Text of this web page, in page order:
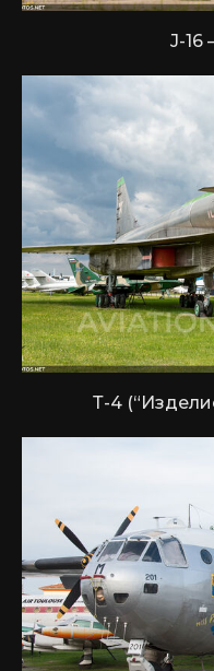
J-16
Т-4